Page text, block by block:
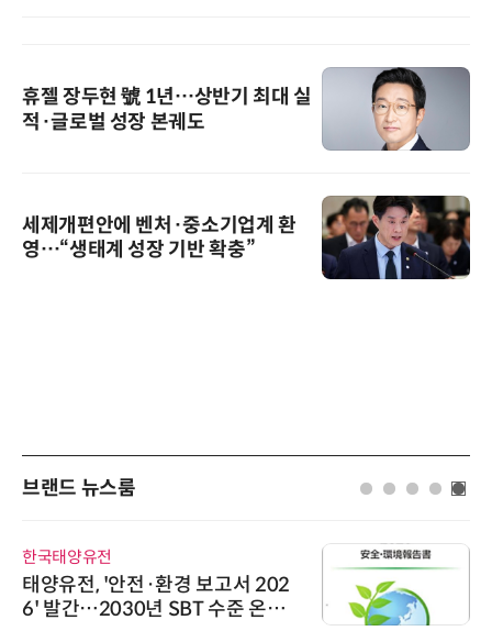
휴젤 장두현 號 1년…상반기 최대 실
적·글로벌 성장 본궤도
세제개편안에 벤처·중소기업계 환
영…“생태계 성장 기반 확충”
브랜드 뉴스룸
한국태양유전
태양유전, '안전·환경 보고서 202
6' 발간…2030년 SBT 수준 온실